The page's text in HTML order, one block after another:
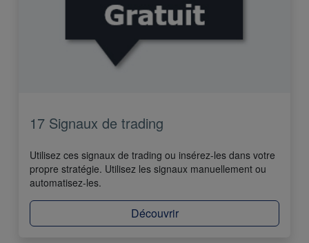
17 Signaux de trading
Utilisez ces signaux de trading ou insérez-les dans votre
propre stratégie. Utilisez les signaux manuellement ou
automatisez-les.
Découvrir